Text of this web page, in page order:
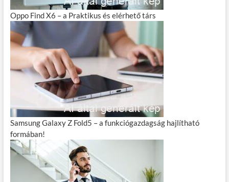
Oppo Find X6 – a Praktikus és elérhető társ
Samsung Galaxy Z Fold5 – a funkciógazdagság hajlítható
formában!